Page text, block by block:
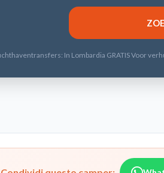
In Lombardia GRATIS Voor